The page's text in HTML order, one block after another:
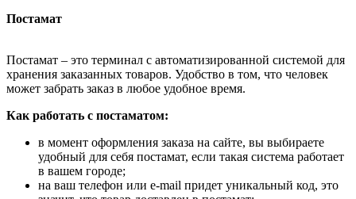
Постамат
Постамат – это терминал с автоматизированной системой для
хранения заказанных товаров. Удобство в том, что человек
может забрать заказ в любое удобное время.
Как работать с постаматом:
в момент оформления заказа на сайте, вы выбираете
удобный для себя постамат, если такая система работает
в вашем городе;
на ваш телефон или e-mail придет уникальный код, это